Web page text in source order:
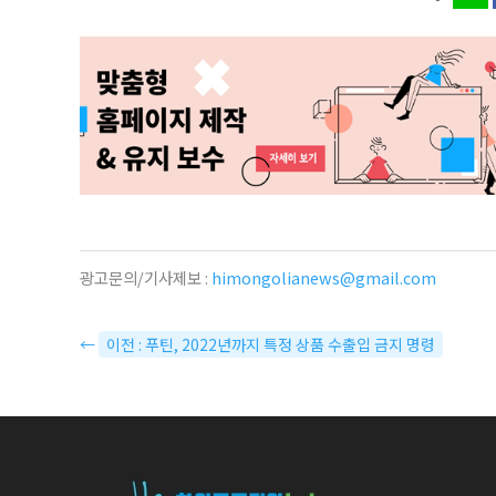
광고문의/기사제보 : himongolianews@gmail.com
← 이전 : 푸틴, 2022년까지 특정 상품 수출입 금지 명령